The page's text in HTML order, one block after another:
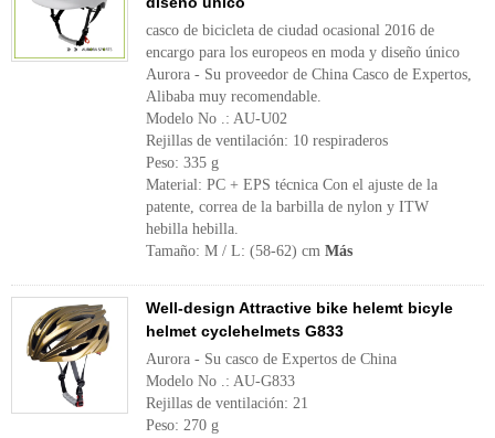
casco de bicicleta de ciudad ocasional 2016 de
encargo para los europeos en moda y diseño único
Aurora - Su proveedor de China Casco de Expertos,
Alibaba muy recomendable.
Modelo No .: AU-U02
Rejillas de ventilación: 10 respiraderos
Peso: 335 g
Material: PC + EPS técnica Con el ajuste de la
patente, correa de la barbilla de nylon y ITW
hebilla hebilla.
Tamaño: M / L: (58-62) cm Más
Well-design Attractive bike helemt bicyle
helmet cyclehelmets G833
Aurora - Su casco de Expertos de China
Modelo No .: AU-G833
Rejillas de ventilación: 21
Peso: 270 g